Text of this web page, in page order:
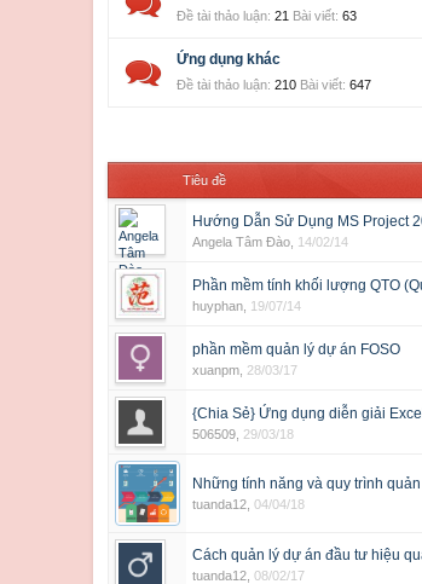
Đề tài thảo luận: 21 Bài viết: 63
Ứng dụng khác
Đề tài thảo luận: 210 Bài viết: 647
Tiêu đề
Hướng Dẫn Sử Dụng MS Project
Angela Tâm Đào 14/02/14
Phần mềm tính khối lượng QTO
huyphan 19/07/14
phần mềm quản lý dự án FOSO
xuanpm 28/03/17
{Chia Sẻ} Ứng dụng diễn giải
506509 29/03/18
Những tính năng và quy trình
tuanda12 04/04/18
Cách quản lý dự án đầu tư hiệu
tuanda12 08/02/17